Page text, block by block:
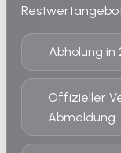
Abholung
Offizieller
Abmeldung